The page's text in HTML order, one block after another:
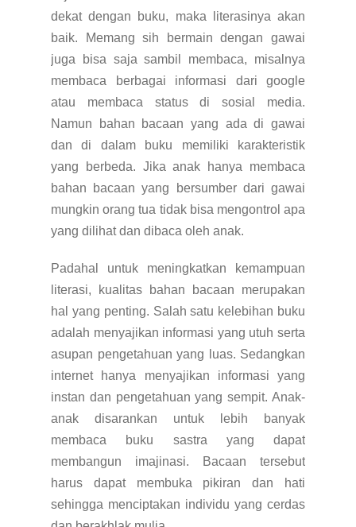
dekat dengan buku, maka literasinya akan
baik. Memang sih bermain dengan gawai
juga bisa saja sambil membaca, misalnya
membaca berbagai informasi dari google
atau membaca status di sosial media.
Namun bahan bacaan yang ada di gawai
dan di dalam buku memiliki karakteristik
yang berbeda. Jika anak hanya membaca
bahan bacaan yang bersumber dari gawai
mungkin orang tua tidak bisa mengontrol apa
yang dilihat dan dibaca oleh anak.
Padahal untuk meningkatkan kemampuan
literasi, kualitas bahan bacaan merupakan
hal yang penting. Salah satu kelebihan buku
adalah menyajikan informasi yang utuh serta
asupan pengetahuan yang luas. Sedangkan
internet hanya menyajikan informasi yang
instan dan pengetahuan yang sempit. Anak-
anak disarankan untuk lebih banyak
membaca buku sastra yang dapat
membangun imajinasi. Bacaan tersebut
harus dapat membuka pikiran dan hati
sehingga menciptakan individu yang cerdas